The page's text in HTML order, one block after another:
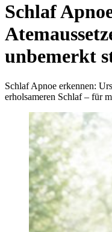
Schlaf
unbemerkt
Schlaf Apnoe erkennen:
erholsameren Schlaf – für